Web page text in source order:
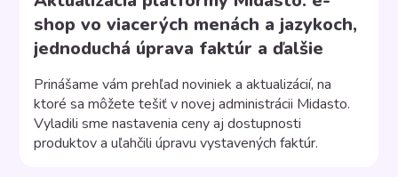
shop vo viacerých menách a jazykoch,
jednoduchá úprava faktúr a ďalšie
Prinášame vám prehľad noviniek a aktualizácií, na
ktoré sa môžete tešiť v novej administrácii Midasto.
Vyladili sme nastavenia ceny aj dostupnosti
produktov a uľahčili úpravu vystavených faktúr.